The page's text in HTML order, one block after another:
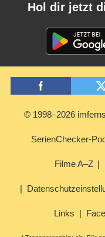
Hol dir jetzt
© 1998–2026
SerienChecker-
Filme A–Z
Links